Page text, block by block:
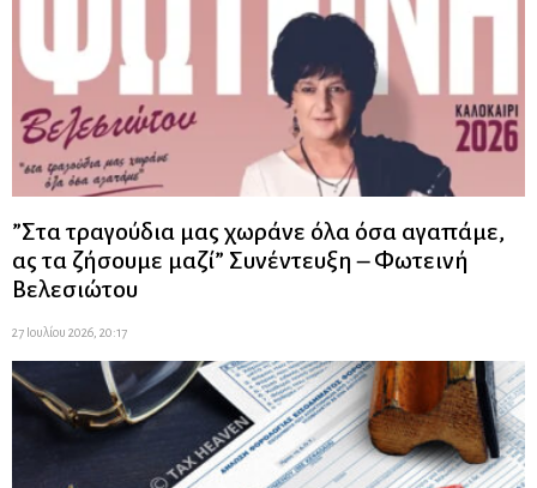
”Στα τραγούδια μας χωράνε όλα όσα αγαπάμε,
ας τα ζήσουμε μαζί” Συνέντευξη – Φωτεινή
Βελεσιώτου
27 Ιουλίου 2026, 20:17